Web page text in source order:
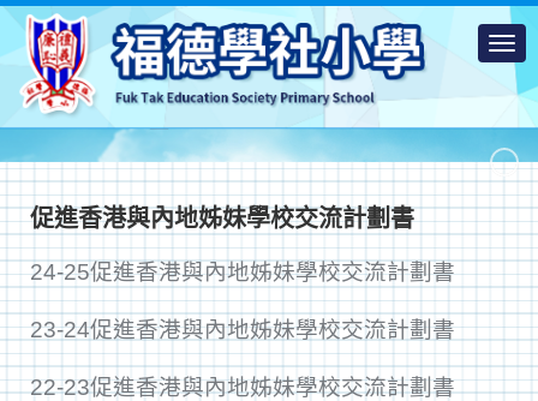
促進香港與內地姊妹學校交流計劃書
24-25促進香港與內地姊妹學校交流計劃書
23-24促進香港與內地姊妹學校交流計劃書
22-23促進香港與內地姊妹學校交流計劃書